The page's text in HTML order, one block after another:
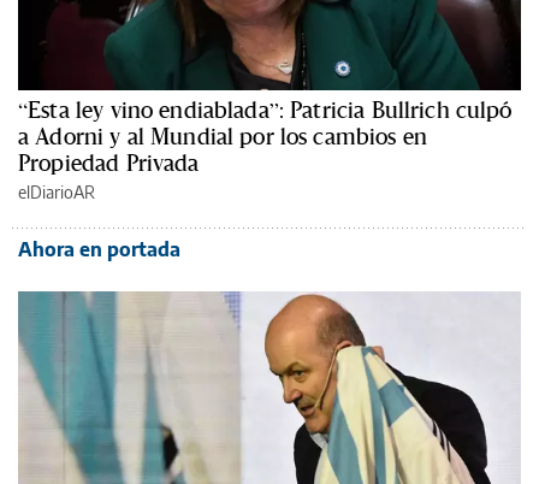
“Esta ley vino endiablada”: Patricia Bullrich culpó
a Adorni y al Mundial por los cambios en
Propiedad Privada
elDiarioAR
Ahora en portada